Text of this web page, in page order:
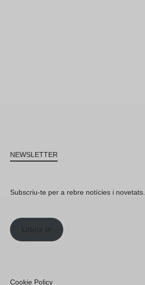
NEWSLETTER
Subscriu-te per a rebre notícies i novetats.
Uneix-te
Cookie Policy